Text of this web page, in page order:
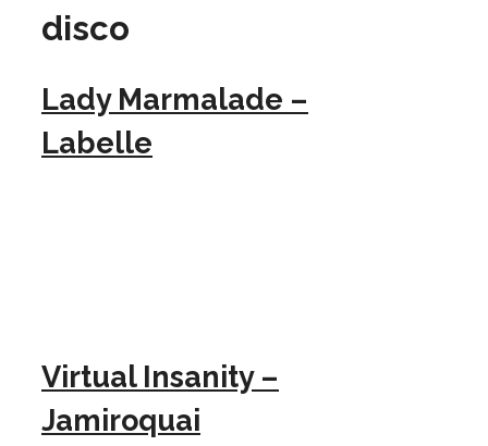
disco
Lady Marmalade –
Labelle
Virtual Insanity –
Jamiroquai